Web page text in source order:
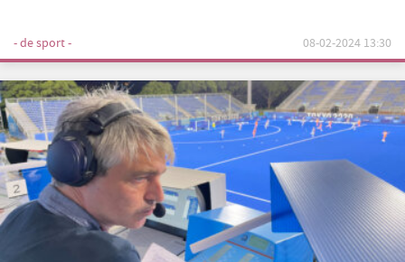
- de sport - 08-02-2024 13:30